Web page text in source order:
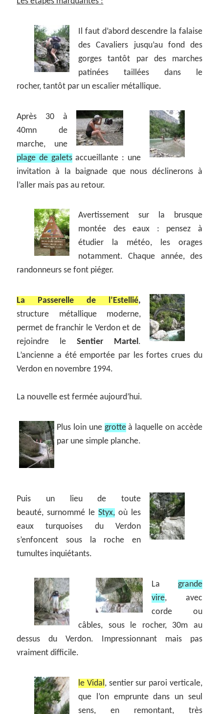
Il faut d’abord descendre la falaise
des Cavaliers jusqu’au fond des
gorges tantôt par des marches
patinées taillées dans le
rocher, tantôt par un escalier métallique.
Après 30 à
40mn de
marche, une
plage de galetsaccueillante : une
invitation à la baignade que nous déclinerons à
l’aller mais pas au retour.
Avertissement sur la brusque
montée des eaux : pensez à
étudier la météo, les orages
notamment. Chaque année, des
randonneurs se font piéger.
La Passerelle de l’Estellié,
structure métallique moderne,
permet de franchir le Verdon et de
rejoindre le Sentier Martel.
L’ancienne a été emportée par les fortes crues du
Verdon en novembre 1994.
La nouvelle est fermée aujourd’hui.
Plus loin une grotteà laquelle on accède
par une simple planche.
Puis un lieu de toute
beauté, surnommé le Styx,où les
eaux turquoises du Verdon
s’enfoncent sous la roche en
tumultes inquiétants.
La grande
vire, avec
corde ou
câbles, sous le rocher, 30m au
dessus du Verdon. Impressionnant mais pas
vraiment difficile.
le Vidal, sentier sur paroi verticale,
que l’on emprunte dans un seul
sens, en remontant, très